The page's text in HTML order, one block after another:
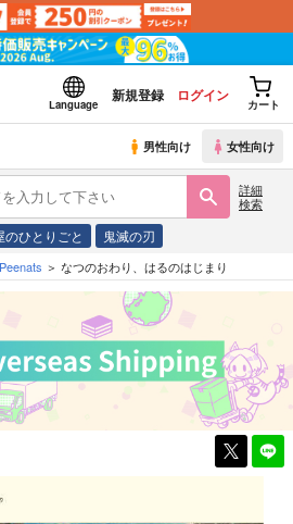
Language
新規登録 ログイン
カート
男性向け 女性向け
詳細
検索
のひとりごと 鬼滅の刃
なつのおわり、はるのはじまり